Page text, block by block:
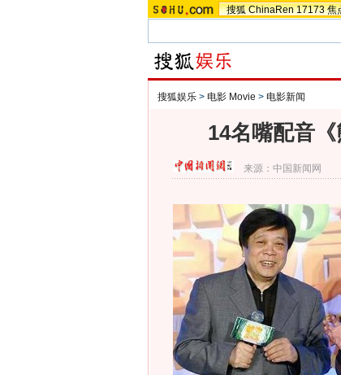
搜狐 ChinaRen 17173 焦
搜狐娱乐 > 电影 Movie > 电影新闻
14名嘴配音
来源： 中国新闻网